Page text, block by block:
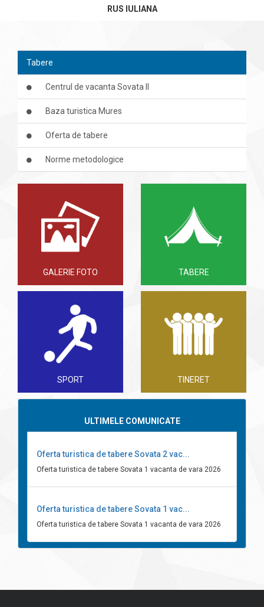
RUS IULIANA
Tabere
Centrul de vacanta Sovata II
Baza turistica Mures
Oferta de tabere
Norme metodologice
GALERIE FOTO TABERE
SPORT TINERET
ULTIMELE COMUNICATE
Oferta turistica de tabere Sovata 2 vac...
Oferta turistica de tabere Sovata 1 vacanta de vara 2026
Oferta turistica de tabere Sovata 1 vac...
Oferta turistica de tabere Sovata 1 vacanta de vara 2026